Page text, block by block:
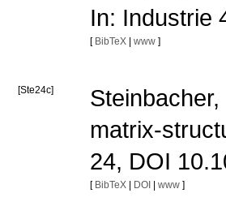
In: Industrie
[ BibTeX| www ]
[Ste24c]
matrix-
24, DOI
[ BibTeX| DOI www ]